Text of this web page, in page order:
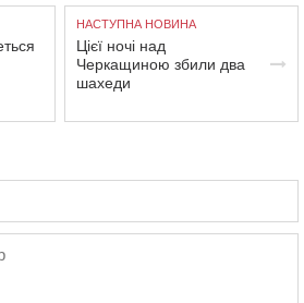
НАСТУПНА НОВИНА
Цієї ночі над
Черкащиною збили два
шахеди